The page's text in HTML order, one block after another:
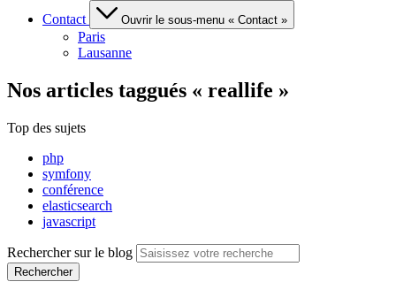
Contact
Ouvrir le sous-menu « Contact »
Paris
Lausanne
Nos articles taggués « reallife »
Top des sujets
php
symfony
conférence
elasticsearch
javascript
Rechercher sur le blog
Rechercher